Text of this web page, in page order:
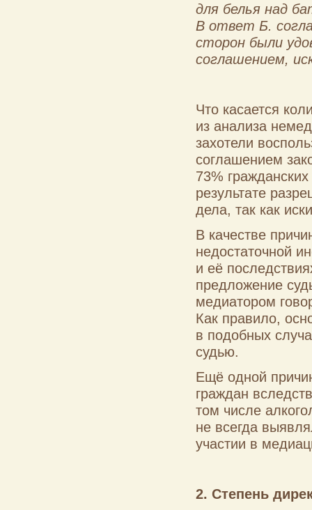
для белья над
В ответ Б.
сторон были
соглашением,
Что касается
из анализа
захотели
соглашением
73%
результате
дела, так как
В качестве
недостаточной
и её
предложение
медиатором
Как правило,
в подобных
судью.
Ещё одной
граждан
том числе
не всегда
участии в
2. Степень